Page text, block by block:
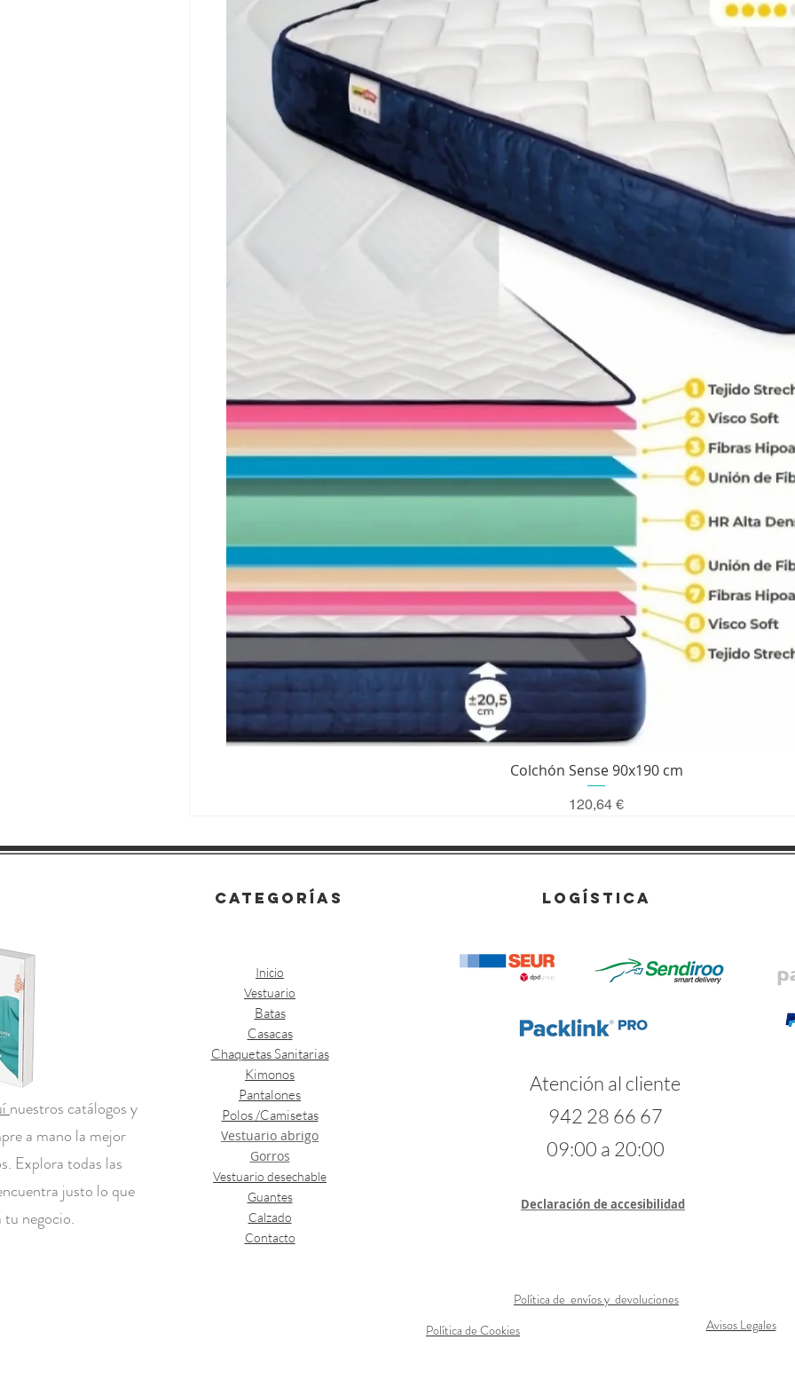
Vista rápida
Colchón Sense 90x190 cm
Precio
120,64 €
categorías
nuestros catálogos y
a mano la mejor
Explora todas las
justo lo que
tu negocio.
Inicio
Vestuario
Batas
Casacas
Chaquetas Sanitarias
Kimonos
Pantalones
Polos /Camisetas
Vestuario abrigo
Gorros
Vestuario desechable
Guantes
Calzado
Contacto
LOGÍSTICA
Atención al cliente
942 28 66 67
09:00 a 20:00
Declaración de accesibilidad
Política de envíos y devoluciones
Política de Cookies
Avisos Legales